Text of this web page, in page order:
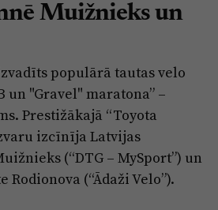
Tēmas
Dzīve un ticība
Ekonomika
Krimināli
Izklaide
Muižnieks un
populārā tautas velo
un "Gravel" maratona” –
Prestižākajā “Toyota
izcīnīja Latvijas
(“DTG – MySport”) un
Rodionova (“Ādaži Velo”).